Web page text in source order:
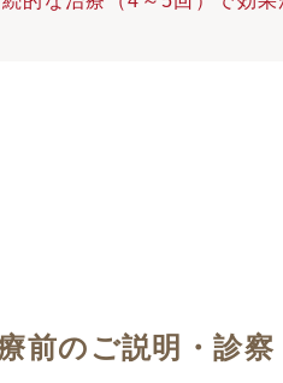
前のご説明・診察